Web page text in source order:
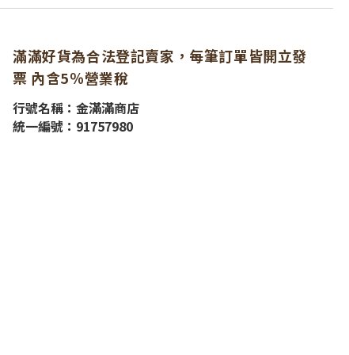
滿滿好貨為合法登記賣家，每筆訂單皆開立發
票 內含5％營業稅
行號名稱：金滿滿商店
統一編號：91757980